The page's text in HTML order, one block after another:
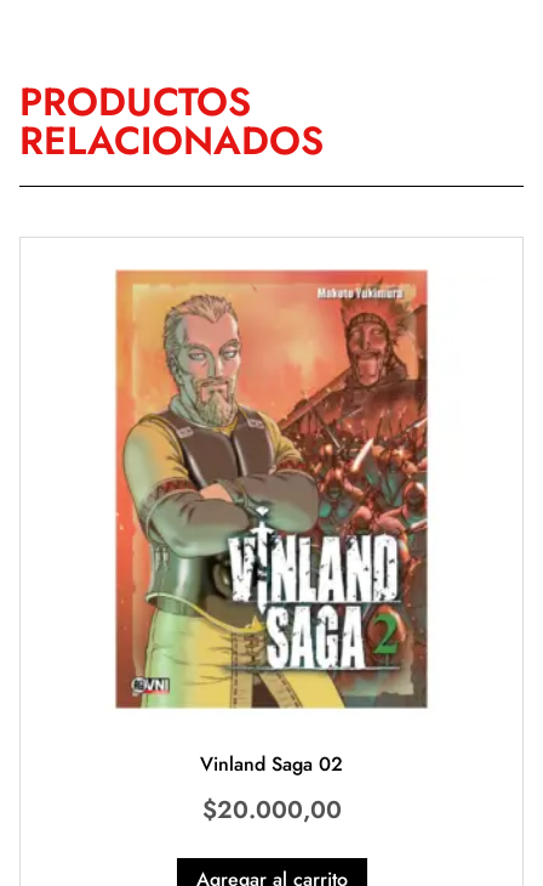
PRODUCTOS
RELACIONADOS
Vinland Saga 02
$20.000,00
Agregar al carrito